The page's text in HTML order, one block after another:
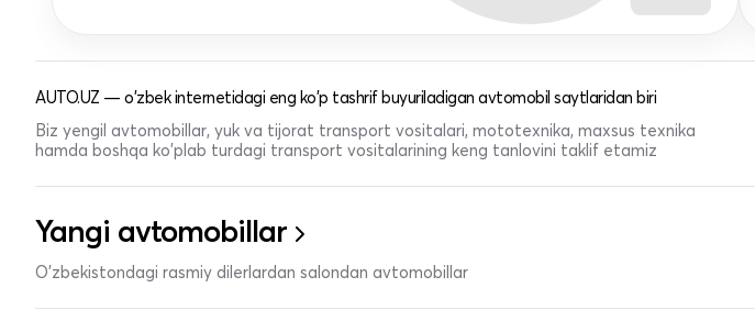
AUTO.UZ — o'zbek internetidagi eng ko'p tashrif buyuriladigan avtomobil saytlaridan biri
Biz yengil avtomobillar, yuk va tijorat transport vositalari, mototexnika, maxsus texnika
hamda boshqa ko'plab turdagi transport vositalarining keng tanlovini taklif etamiz
Yangi avtomobillar
O'zbekistondagi rasmiy dilerlardan salondan avtomobillar